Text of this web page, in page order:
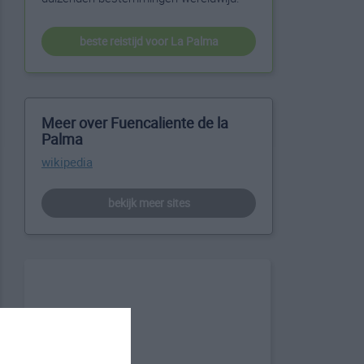
beste reistijd voor La Palma
Meer over Fuencaliente de la
Palma
wikipedia
bekijk meer sites